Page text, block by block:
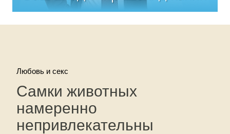
Любовь и секс
Самки животных
намеренно
непривлекательны